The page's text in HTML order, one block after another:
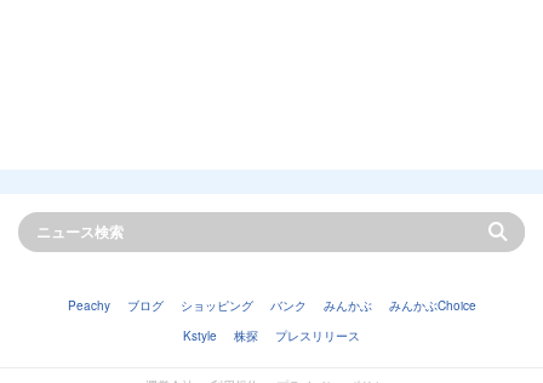
Peachy ブログ ショッピング バンク みんかぶ
みんかぶChoice
Kstyle
株探 プレスリリース